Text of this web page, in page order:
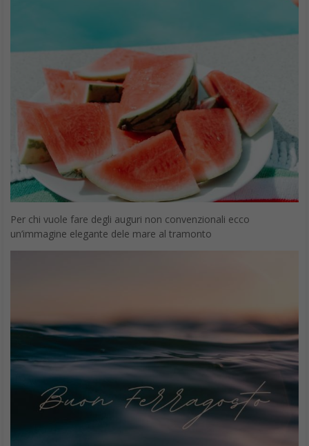
Per chi vuole fare degli auguri non convenzionali ecco
un’immagine elegante dele mare al tramonto